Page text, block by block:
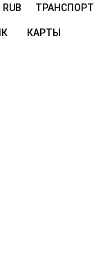
RUB ТРАНСПОРТ
КАРТЫ